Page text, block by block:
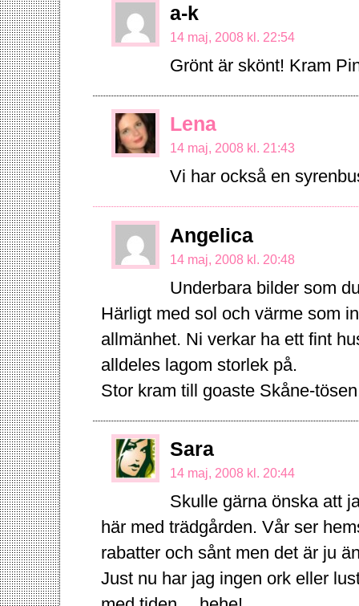
a-k
14 maj, 2008 kl. 22:54
Grönt är skönt! Kram
Lena
14 maj, 2008 kl. 21:43
Vi har också en
Angelica
14 maj, 2008 kl. 20:48
Underbara bilder som
Härligt med sol och värme som
allmänhet. Ni verkar ha ett fint
alldeles lagom storlek på.
Stor kram till goaste Skåne-
Sara
14 maj, 2008 kl. 20:44
Skulle gärna önska att
här med trädgården. Vår ser
rabatter och sånt men det är ju
Just nu har jag ingen ork eller